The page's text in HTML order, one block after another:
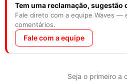
Tem uma reclamação, sugestão
Fale direto com a equipe Waves —
comentários.
Fale com a equipe
Seja o primeiro a